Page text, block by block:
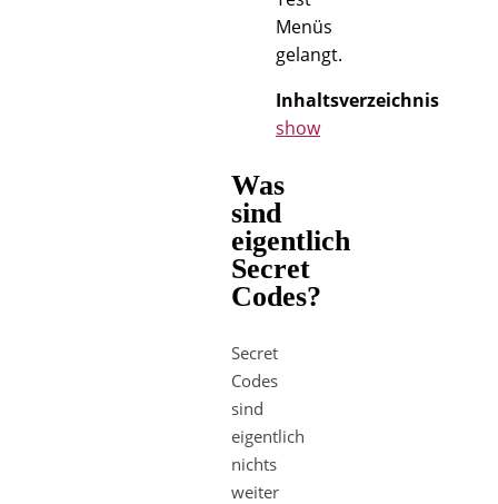
Menüs
gelangt.
Inhaltsverzeichnis
show
Was
sind
eigentlich
Secret
Codes?
Secret
Codes
sind
eigentlich
nichts
weiter